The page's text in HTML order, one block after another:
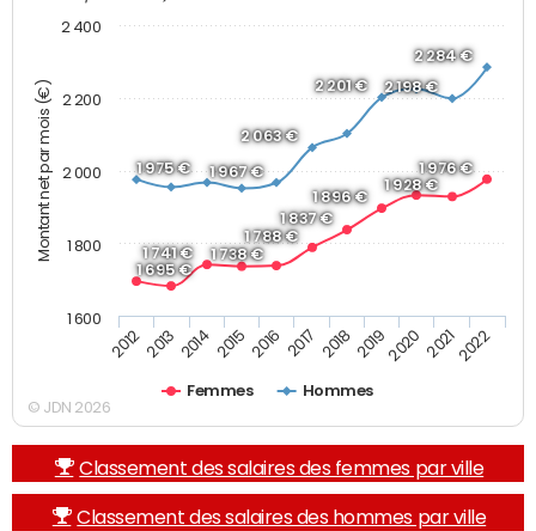
Montant net par mois (€)
1 695 €
1 741 € 1 738 €
1 788 €
1 837 €
1 896 €
1 928 €
1 976 €
1 975 € 1 967 €
2 063 €
2 201 € 2 198 €
2 284 €
Femmes Hommes
2012 2013 2014 2015 2016 2017 2018 20192020 20212022
1 600
1 800
2 000
2 200
2 400
© JDN 2026
Classement des salaires des femmes par ville
Classement des salaires des hommes par ville